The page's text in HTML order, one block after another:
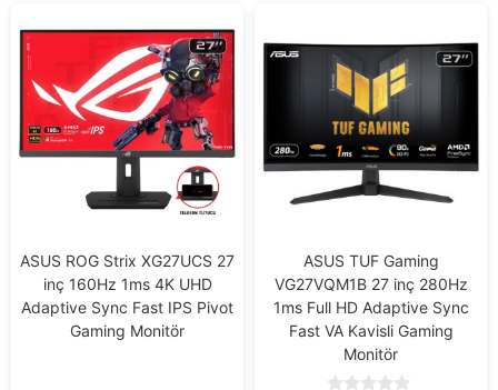
ASUS ROG Strix XG27UCS 27
inç 160Hz 1ms 4K UHD
Adaptive Sync Fast IPS Pivot
Gaming Monitör
ASUS TUF Gaming
VG27VQM1B 27 inç 280Hz
1ms Full HD Adaptive Sync
Fast VA Kavisli Gaming
Monitör